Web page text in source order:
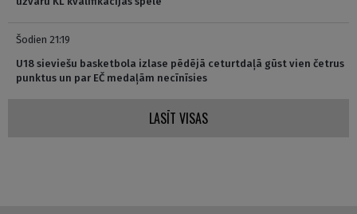
Šodien 21:19
U18 sieviešu basketbola izlase pēdējā ceturtdaļā gūst vien četrus
punktus un par EČ medaļām necīnīsies
LASĪT VISAS